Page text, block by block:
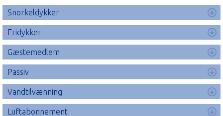
Snorkeldykker
Fridykker
Gæstemedlem
Passiv
Vandtilvænning
Luftabonnement